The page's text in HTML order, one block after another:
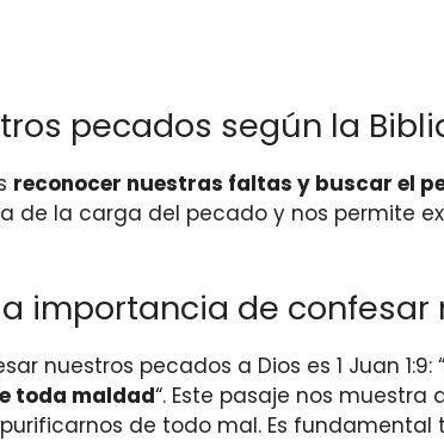
pecados según la
reconocer nuestras faltas y buscar el
de la carga del pecado y nos permite
importancia de confesar
nuestros pecados a Dios es 1 Juan 1:9: “
toda maldad“. Este pasaje nos
de todo mal. Es